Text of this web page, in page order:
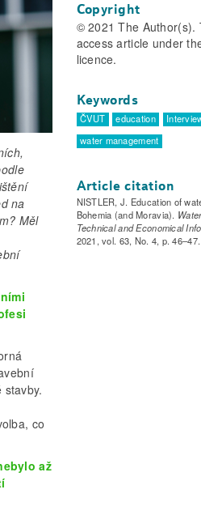
na
Měl
co
až
Copyright
© 2021 The Author(s).
access article under
licence.
Keywords
ČVUT education
water management
Article citation
NISTLER, J. Education of
Bohemia (and Moravia).
Technical and Economical
2021, vol. 63, No. 4, p.